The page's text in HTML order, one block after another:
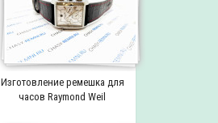
Изготовление ремешка для
часов Raymond Weil